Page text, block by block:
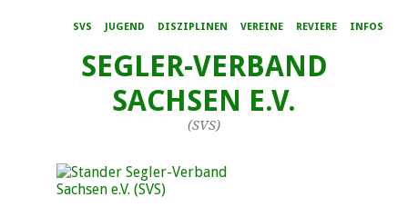
SVS JUGEND DISZIPLINEN VEREINE REVIERE INFOS
SEGLER-VERBAND
SACHSEN E.V.
(SVS)